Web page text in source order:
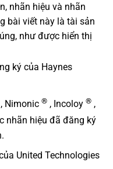
nhãn hiệu và nhãn
bài viết này là tài sản
như được hiển thị
ký của Haynes
Nimonic ®, Incoloy ®,
nhãn hiệu đã đăng ký
United Technologies